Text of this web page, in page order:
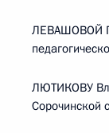
ЛЕВАШОВОЙ
ЛЮТИКОВУ
Сорочинской